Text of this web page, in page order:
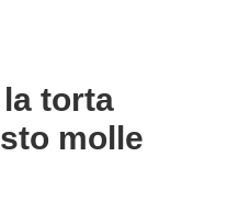
la torta
molle